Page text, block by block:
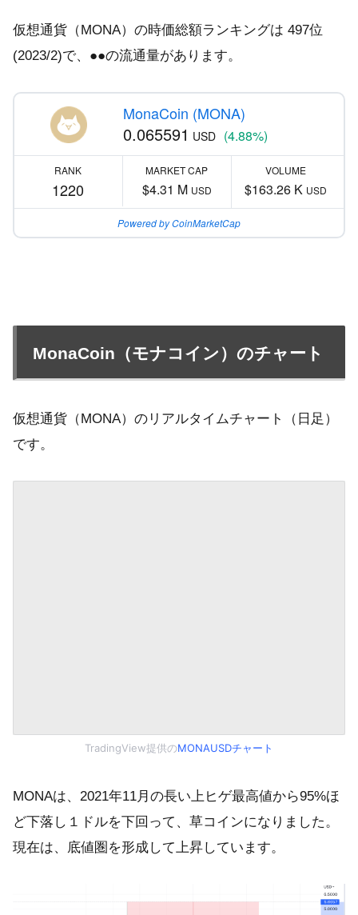
仮想通貨（MONA）の時価総額ランキングは 497位
(2023/2)で、●●の流通量があります。
MonaCoin (MONA)
0.065591 USD (4.88%)
RANK
1220
MARKET CAP
$4.31 M USD
VOLUME
$163.26 K USD
Powered by CoinMarketCap
MonaCoin（モナコイン）のチャート
仮想通貨（MONA）のリアルタイムチャート（日足）
です。
TradingView提供のMONAUSDチャート
MONAは、2021年11月の長い上ヒゲ最高値から95%ほ
ど下落し１ドルを下回って、草コインになりました。
現在は、底値圏を形成して上昇しています。